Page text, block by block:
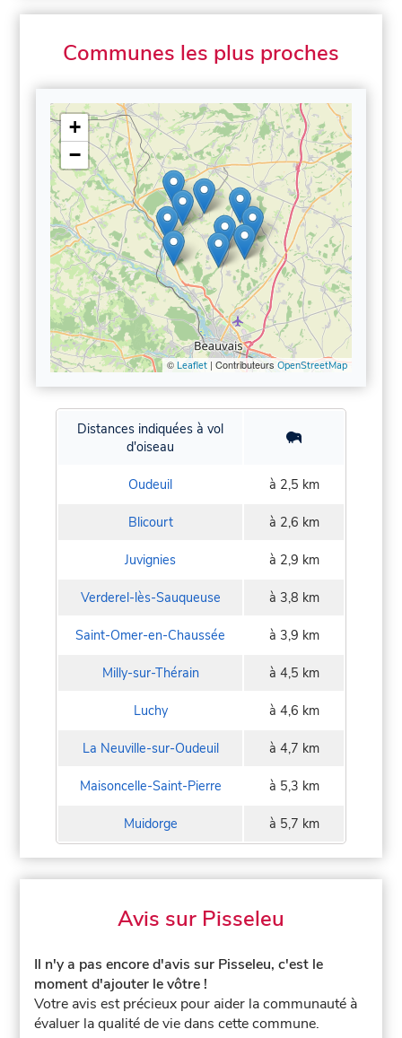
Communes les plus proches
+
−
© Leaflet| Contributeurs OpenStreetMap
Distances indiquées à vol
d'oiseau
Oudeuil à 2,5 km
Blicourt à 2,6 km
Juvignies à 2,9 km
Verderel-lès-Sauqueuse à 3,8 km
Saint-Omer-en-Chaussée à 3,9 km
Milly-sur-Thérain à 4,5 km
Luchy à 4,6 km
La Neuville-sur-Oudeuil à 4,7 km
Maisoncelle-Saint-Pierre à 5,3 km
Muidorge à 5,7 km
Avis sur Pisseleu
Il n'y a pas encore d'avis sur Pisseleu, c'est le
moment d'ajouter le vôtre !
Votre avis est précieux pour aider la communauté à
évaluer la qualité de vie dans cette commune.